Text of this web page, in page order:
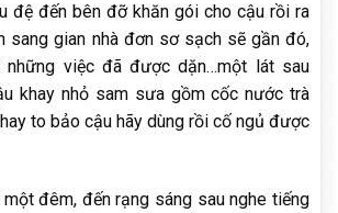
đệ đến bên đỡ khăn gói cho cậu rồi ra
sang gian nhà đơn sơ sạch sẽ gần đó,
những việc đã được dặn…một lát sau
khay nhỏ sam sưa gồm cốc nước trà
to bảo cậu hãy dùng rồi cố ngủ được
đêm, đến rạng sáng sau nghe tiếng